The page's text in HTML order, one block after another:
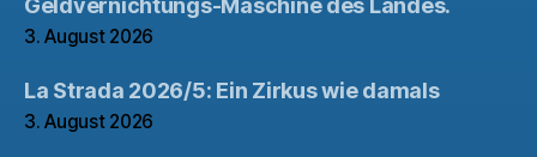
3. August 2026
La Strada 2026/5: Ein Zirkus wie damals
3. August 2026